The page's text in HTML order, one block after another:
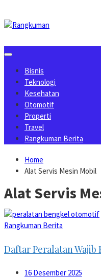
to
content
Bisnis
Teknologi
Kesehatan
Otomotif
Properti
Travel
Rangkuman Berita
Home
Alat Servis Mesin Mobil
Alat Servis
Rangkuman Berita
Daftar Peralatan
16 Desember 2025